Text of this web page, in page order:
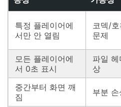
특정 플레이어에
서만 안 열림
코덱/호
문제
모든 플레이어에
서 0초 표시
파일 헤
상
중간부터 화면 깨
짐
부분 손